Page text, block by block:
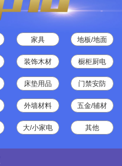
家具 地板/地面
装饰木材 橱柜厨电
床垫用品 门禁安防
外墙材料 五金/辅材
大/小家电 其他